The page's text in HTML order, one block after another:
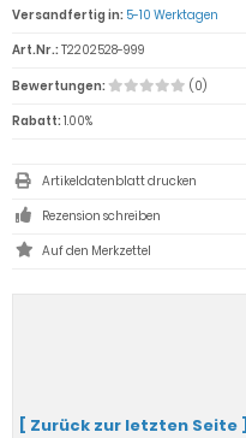
[ Zurück zur letzten Seite ]
Versandfertig in: 5-10 Werktagen
Art.Nr.: T2202528-999
Bewertungen:
(0)
Rabatt: 1.00%
Artikeldatenblatt drucken
Rezension schreiben